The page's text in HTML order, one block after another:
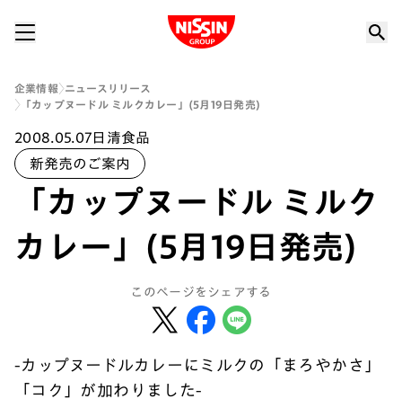
Nissin Group
企業情報
ニュースリリース
「カップヌードル ミルクカレー」(5月19日発売)
2008.05.07日清食品
新発売のご案内
「カップヌードル ミルク
カレー」(5月19日発売)
このページをシェアする
-カップヌードルカレーにミルクの「まろやかさ」
「コク」が加わりました-